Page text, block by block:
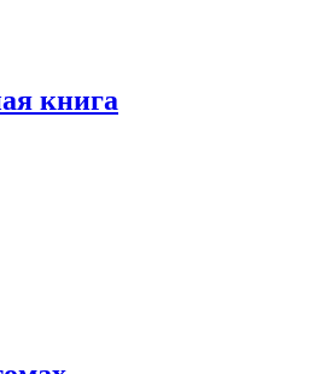
книга